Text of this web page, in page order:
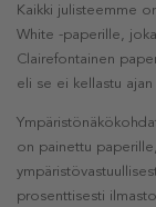
Kaikki julisteemme
White -paperille,
Clairefontainen
eli se ei kellastu
on painettu
prosenttisesti